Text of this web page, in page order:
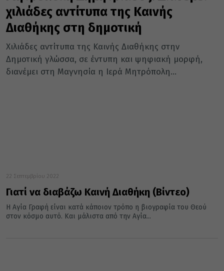
χιλιάδες αντίτυπα της Καινής
Διαθήκης στη δημοτική
Χιλιάδες αντίτυπα της Καινής Διαθήκης στην
Δημοτική γλώσσα, σε έντυπη και ψηφιακή μορφή,
διανέμει στη Μαγνησία η Ιερά Μητρόπολη...
22 Σεπτεμβρίου 2022
Γιατί να διαβάζω Καινή Διαθήκη (Βίντεο)
Η Αγία Γραφή είναι κατά κάποιον τρόπο η βιογραφία του Θεού
στον κόσμο αυτό. Και μάλιστα από την Αγία...